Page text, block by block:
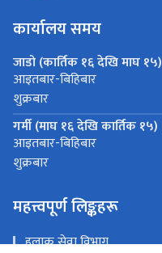
कार्यालय समय
जाडो (कार्तिक १६ देखि माघ १५)
आइतबार-बिहिबार
शुक्रबार
गर्मी (माघ १६ देखि कार्तिक १५)
आइतबार-बिहिबार
शुक्रबार
महत्त्वपूर्ण लिङ्कहरू
हुलाक सेवा विभाग